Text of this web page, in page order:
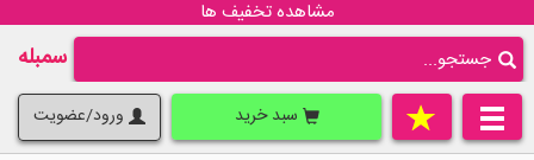
مشاهده تخفیف ها
سمبله
سبد خرید ورود/عضویت